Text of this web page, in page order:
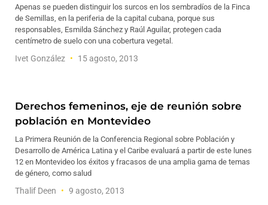
Apenas se pueden distinguir los surcos en los sembradíos de la Finca
de Semillas, en la periferia de la capital cubana, porque sus
responsables, Esmilda Sánchez y Raúl Aguilar, protegen cada
centímetro de suelo con una cobertura vegetal.
Ivet González 15 agosto, 2013
Derechos femeninos, eje de reunión sobre
población en Montevideo
La Primera Reunión de la Conferencia Regional sobre Población y
Desarrollo de América Latina y el Caribe evaluará a partir de este lunes
12 en Montevideo los éxitos y fracasos de una amplia gama de temas
de género, como salud
Thalif Deen 9 agosto, 2013